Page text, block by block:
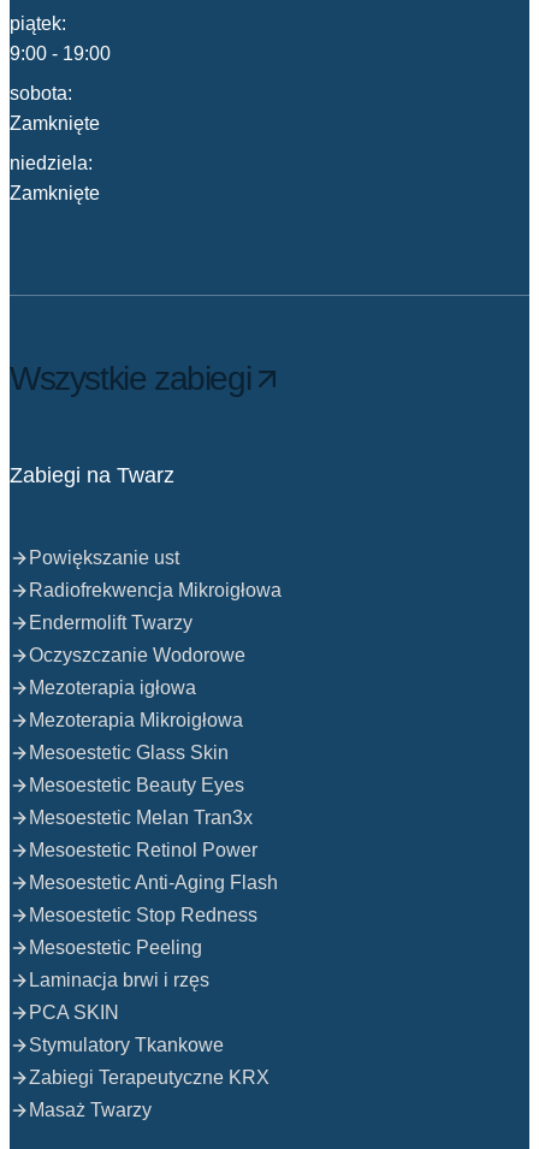
piątek:
9:00 - 19:00
sobota:
Zamknięte
niedziela:
Zamknięte
Wszystkie zabiegi
Zabiegi na Twarz
Powiększanie ust
Radiofrekwencja Mikroigłowa
Endermolift Twarzy
Oczyszczanie Wodorowe
Mezoterapia igłowa
Mezoterapia Mikroigłowa
Mesoestetic Glass Skin
Mesoestetic Beauty Eyes
Mesoestetic Melan Tran3x
Mesoestetic Retinol Power
Mesoestetic Anti-Aging Flash
Mesoestetic Stop Redness
Mesoestetic Peeling
Laminacja brwi i rzęs
PCA SKIN
Stymulatory Tkankowe
Zabiegi Terapeutyczne KRX
Masaż Twarzy